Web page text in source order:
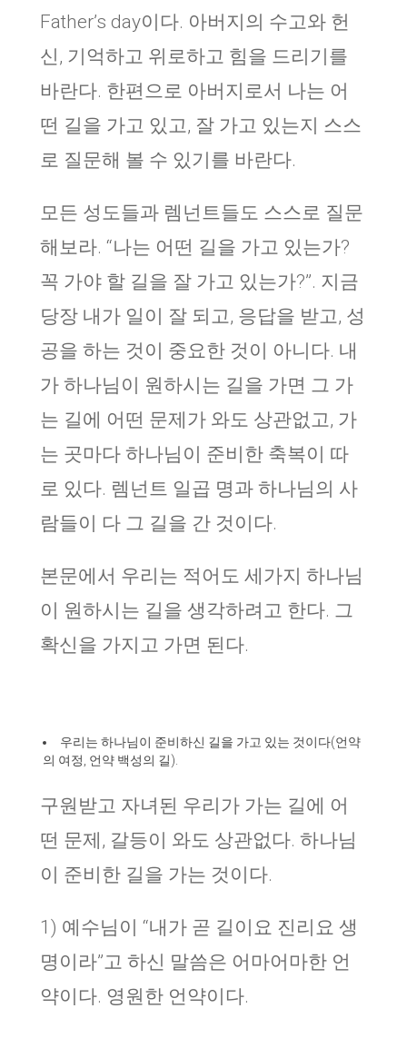
Father’s day이다. 아버지의 수고와 헌
신, 기억하고 위로하고 힘을 드리기를
바란다. 한편으로 아버지로서 나는 어
떤 길을 가고 있고, 잘 가고 있는지 스스
로 질문해 볼 수 있기를 바란다.
모든 성도들과 렘넌트들도 스스로 질문
해보라. “나는 어떤 길을 가고 있는가?
꼭 가야 할 길을 잘 가고 있는가?”. 지금
당장 내가 일이 잘 되고, 응답을 받고, 성
공을 하는 것이 중요한 것이 아니다. 내
가 하나님이 원하시는 길을 가면 그 가
는 길에 어떤 문제가 와도 상관없고, 가
는 곳마다 하나님이 준비한 축복이 따
로 있다. 렘넌트 일곱 명과 하나님의 사
람들이 다 그 길을 간 것이다.
본문에서 우리는 적어도 세가지 하나님
이 원하시는 길을 생각하려고 한다. 그
확신을 가지고 가면 된다.
우리는 하나님이 준비하신 길을 가고 있는 것이다(언약
의 여정, 언약 백성의 길).
구원받고 자녀된 우리가 가는 길에 어
떤 문제, 갈등이 와도 상관없다. 하나님
이 준비한 길을 가는 것이다.
1) 예수님이 “내가 곧 길이요 진리요 생
명이라”고 하신 말씀은 어마어마한 언
약이다. 영원한 언약이다.